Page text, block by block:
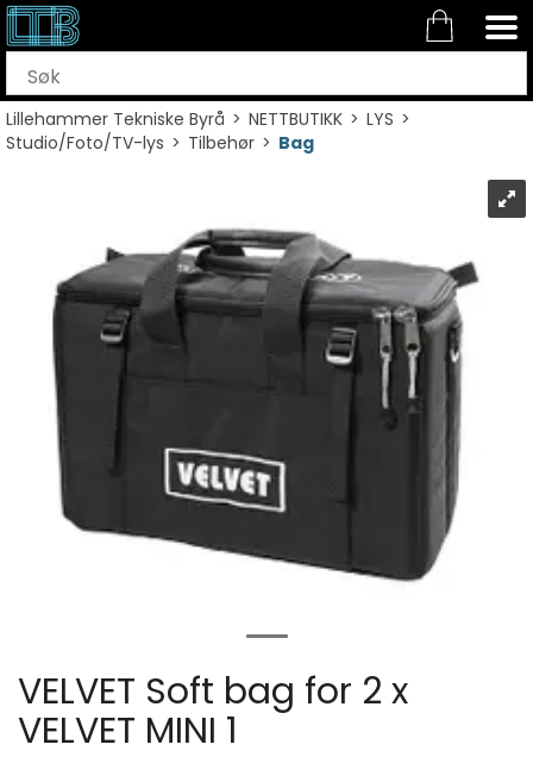
Lillehammer Tekniske Byrå>NETTBUTIKK>LYS>
Studio/Foto/TV-lys>Tilbehør>Bag
VELVET Soft bag for 2 x
VELVET MINI 1